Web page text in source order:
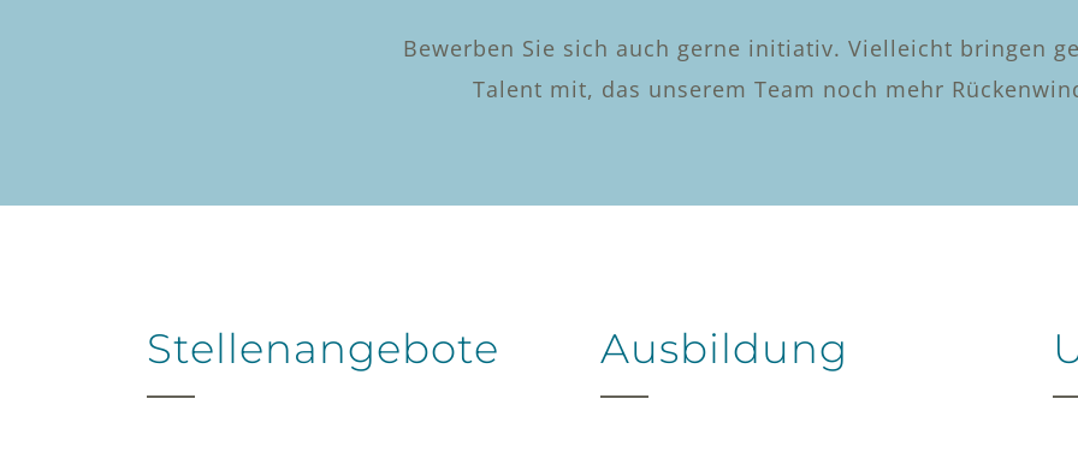
Bewerben Sie sich auch gerne initiativ. Vielleicht bringen
Talent mit, das unserem Team noch mehr
Stellenangebote Ausbildung